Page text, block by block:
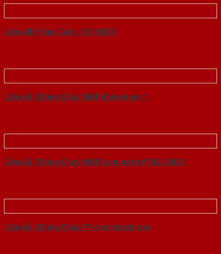
Cửa ABS Hàn Quốc 120 K0201
Cửa Gỗ Chống Cháy MDF Melamine 1
Cửa Gỗ Chống Cháy MDF Laminate P1R2 23029
Cửa Gỗ Chống Cháy P1 cho khach san